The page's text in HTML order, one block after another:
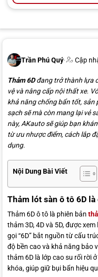
Trần Phú Quý· Cập
Thảm 6Dđang trở thành lựa
vệ và nâng cấp nội thất xe.
khả năng chống bẩn tốt, sản
sạch sẽ mà còn mang lại vẻ
này, AKauto sẽ giúp bạn
từ ưu nhược điểm, cách lắp
dụng.
Nội Dung Bài Viết
Thảm lót sàn ô tô 6D là
Thảm 6D ô tô là phiên bản
thảm 3D, 4D và 5D, được
gọi “6D” bắt nguồn từ cấu
độ bền cao và khả năng bảo
thảm 6D là lớp cao su rối rời
khóa, giúp giữ bụi bẩn hiệu